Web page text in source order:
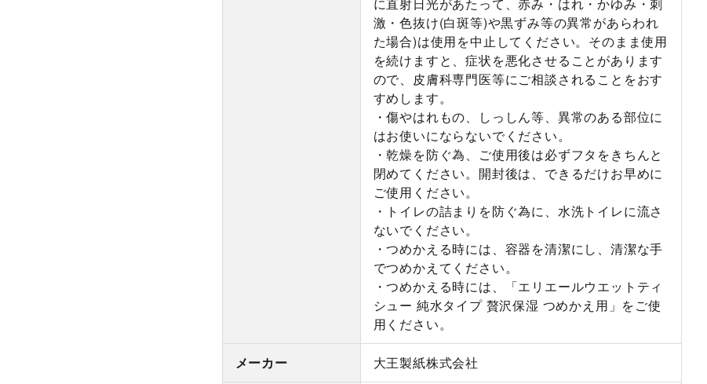
に直射日光があたって、赤み・はれ・かゆみ・刺
激・色抜け(白斑等)や黒ずみ等の異常があらわれ
た場合)は使用を中止してください。そのまま使用
を続けますと、症状を悪化させることがあります
ので、皮膚科専門医等にご相談されることをおす
すめします。
・傷やはれもの、しっしん等、異常のある部位に
はお使いにならないでください。
・乾燥を防ぐ為、ご使用後は必ずフタをきちんと
閉めてください。開封後は、できるだけお早めに
ご使用ください。
・トイレの詰まりを防ぐ為に、水洗トイレに流さ
ないでください。
・つめかえる時には、容器を清潔にし、清潔な手
でつめかえてください。
・つめかえる時には、「エリエールウエットティ
シュー 純水タイプ 贅沢保湿 つめかえ用」をご使
用ください。
メーカー 大王製紙株式会社